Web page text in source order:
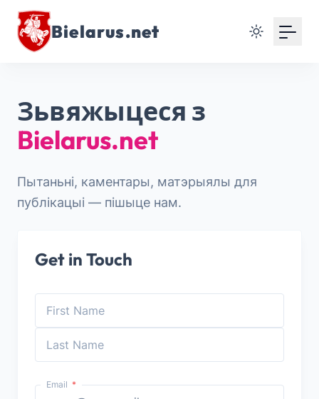
Bielarus.net
Зьвяжыцеся з
Bielarus.net
Пытаньні, каментары, матэрыялы для
публікацыі — пішыце нам.
Get in Touch
First Name
Last Name
Email